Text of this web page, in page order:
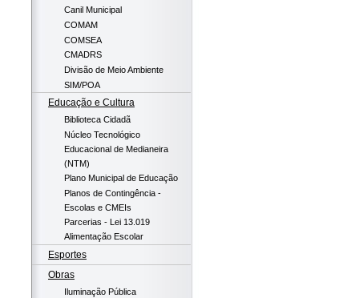
Canil Municipal
COMAM
COMSEA
CMADRS
Divisão de Meio Ambiente
SIM/POA
Educação e Cultura
Biblioteca Cidadã
Núcleo Tecnológico
Educacional de Medianeira
(NTM)
Plano Municipal de Educação
Planos de Contingência -
Escolas e CMEIs
Parcerias - Lei 13.019
Alimentação Escolar
Esportes
Obras
Iluminação Pública